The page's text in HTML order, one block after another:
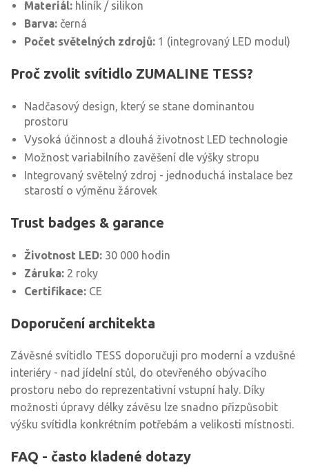
Materiál: hliník / silikon
Barva: černá
Počet světelných zdrojů: 1 (integrovaný LED modul)
Proč zvolit svítidlo ZUMALINE TESS?
Nadčasový design, který se stane dominantou
prostoru
Vysoká účinnost a dlouhá životnost LED technologie
Možnost variabilního zavěšení dle výšky stropu
Integrovaný světelný zdroj - jednoduchá instalace bez
starostí o výměnu žárovek
Trust badges & garance
Životnost LED: 30 000 hodin
Záruka: 2 roky
Certifikace: CE
Doporučení architekta
Závěsné svítidlo TESS doporučuji pro moderní a vzdušné
interiéry - nad jídelní stůl, do otevřeného obývacího
prostoru nebo do reprezentativní vstupní haly. Díky
možnosti úpravy délky závěsu lze snadno přizpůsobit
výšku svítidla konkrétním potřebám a velikosti místnosti.
FAQ - často kladené dotazy